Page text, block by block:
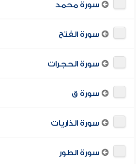
سورة محمد
سورة الفتح
سورة الحجرات
سورة ق
سورة الذاريات
سورة الطور